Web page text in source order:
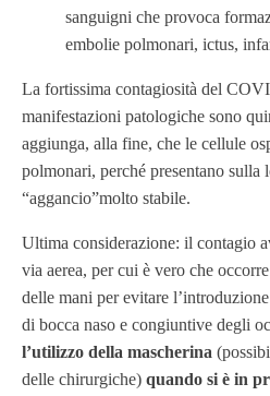
sanguigni che provoca
embolie polmonari, ictus,
La fortissima contagiosità del
manifestazioni patologiche sono
aggiunga, alla fine, che le cellule
polmonari, perché presentano sulla
“aggancio”molto stabile.
Ultima considerazione: il contagio
via aerea, per cui è vero che
delle mani per evitare
di bocca naso e congiuntive degli
l’utilizzo della mascherina
delle chirurgiche) quando si è in